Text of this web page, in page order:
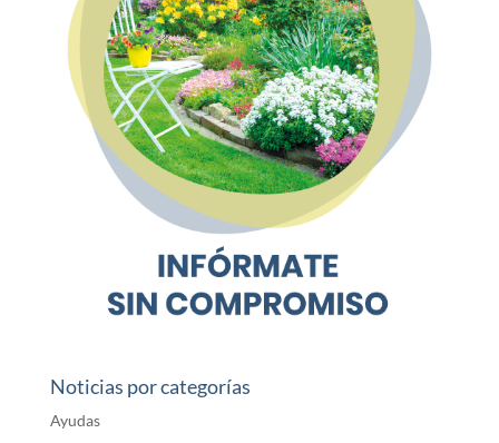
Noticias por categorías
Ayudas